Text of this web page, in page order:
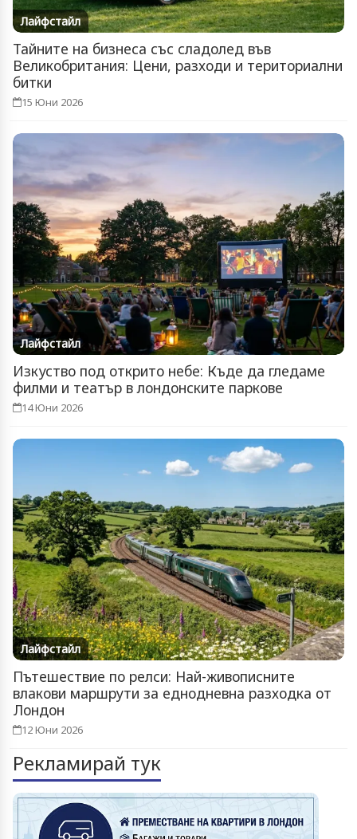
Лайфстайл
Тайните на бизнеса със сладолед във
Великобритания: Цени, разходи и териториални
битки
15 Юни 2026
Лайфстайл
Изкуство под открито небе: Къде да гледаме
филми и театър в лондонските паркове
14 Юни 2026
Лайфстайл
Пътешествие по релси: Най-живописните
влакови маршрути за еднодневна разходка от
Лондон
12 Юни 2026
Рекламирай тук